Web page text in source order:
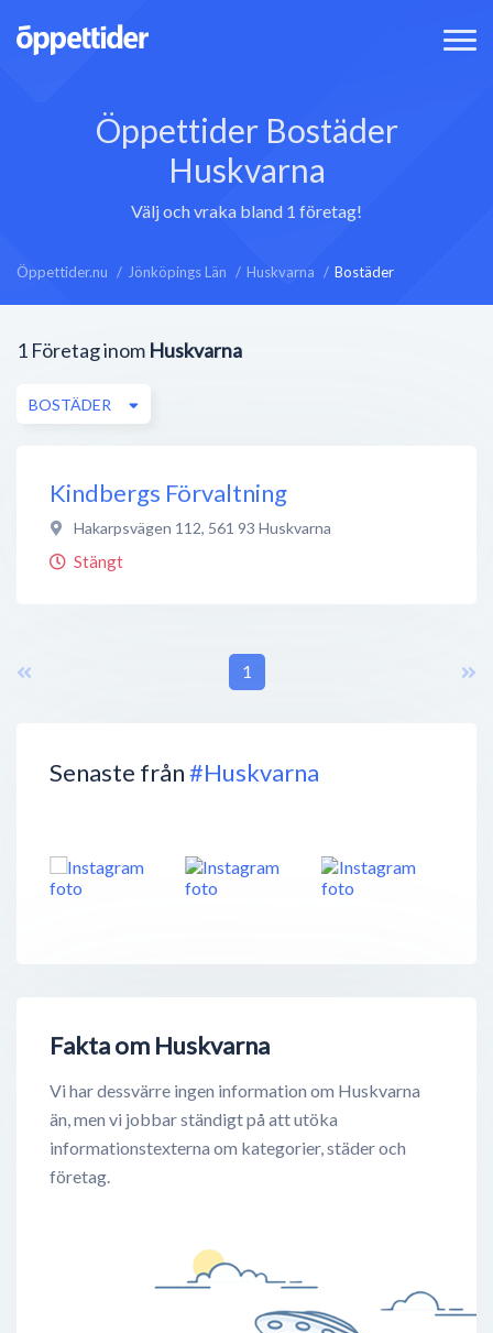
Öppettider Bostäder
Huskvarna
Välj och vraka bland 1 företag!
Öppettider.nu Jönköpings Län Huskvarna Bostäder
Senaste från#Huskvarna
Fakta om Huskvarna
Vi har dessvärre ingen information om Huskvarna
än, men vi jobbar ständigt på att utöka
informationstexterna om kategorier, städer och
företag.
1 Företag inom Huskvarna
BOSTÄDER
Kindbergs Förvaltning
Hakarpsvägen 112, 561 93 Huskvarna
Stängt
1